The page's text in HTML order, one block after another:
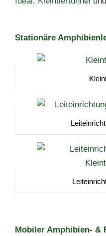
Stationäre
Mobiler Amphibien- &